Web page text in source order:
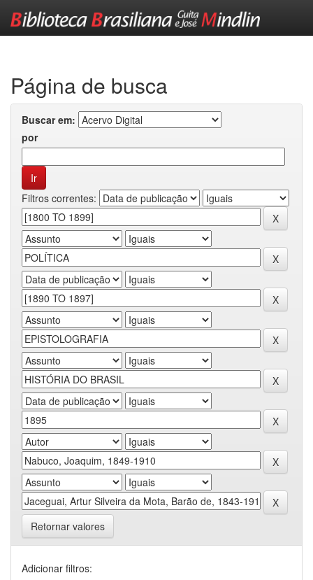
Página de busca
Buscar em:
por
Filtros correntes:
Retornar valores
Adicionar filtros: